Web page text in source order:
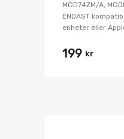
MGD74ZM/A,
ENDAST
enheter eller
199 kr